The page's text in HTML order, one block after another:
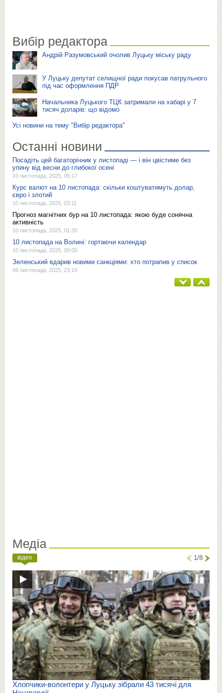
Вибір редактора
Андрій Разумовський очолив Луцьку міську раду
У Луцьку депутат селищної ради покусав патрульного
під час оформлення ПДР
Начальника Луцького ТЦК затримали на хабарі у 7
тисяч доларів: що відомо
Усі новини на тему "Вибір редактора"
Останні новини
Посадіть цей багаторічник у листопаді — і він цвістиме без
упину від весни до глибокої осені
10 листопада, 2025, 05:17
Курс валют на 10 листопада: скільки коштуватимуть долар,
євро і злотий
10 листопада, 2025, 03:11
Прогноз магнітних бур на 10 листопада: якою буде сонячна
активність
10 листопада, 2025, 01:30
10 листопада на Волині: гортаючи календар
10 листопада, 2025, 00:00
Зеленський вдарив новими санкціями: хто потрапив у список
09 листопада, 2025, 23:19
Медіа
відео 1/8
Хлопчики-волонтери у Луцьку зібрали 43 тисячі для